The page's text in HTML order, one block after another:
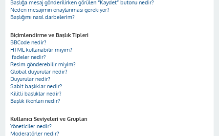
Başlığa mesaj gönderilirken görülen “Kaydet” butonu nedir?
Neden mesajımın onaylanması gerekiyor?
Başlığımı nasıl darbelerim?
Biçimlendirme ve Başlık Tipleri
BBCode nedir?
HTML kullanabilir miyim?
İfadeler nedir?
Resim gönderebilir miyim?
Global duyurular nedir?
Duyurular nedir?
Sabit başlıklar nedir?
Kilitli başlıklar nedir?
Başlık ikonları nedir?
Kullanıcı Seviyeleri ve Grupları
Yöneticiler nedir?
Moderatörler nedir?